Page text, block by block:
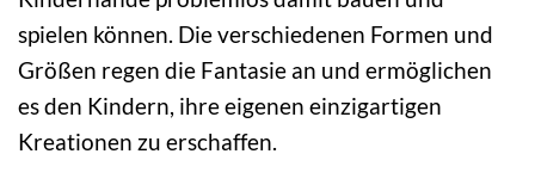
spielen können. Die verschiedenen Formen und
Größen regen die Fantasie an und ermöglichen
es den Kindern, ihre eigenen einzigartigen
Kreationen zu erschaffen.